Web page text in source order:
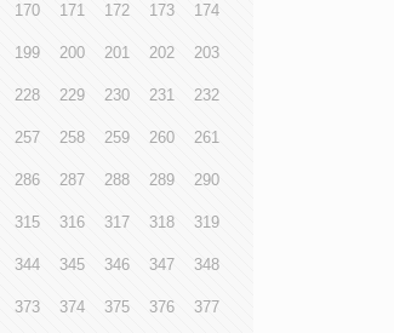
170 171 172 173 174
199 200 201 202 203
228 229 230 231 232
257 258 259 260 261
286 287 288 289 290
315 316 317 318 319
344 345 346 347 348
373 374 375 376 377